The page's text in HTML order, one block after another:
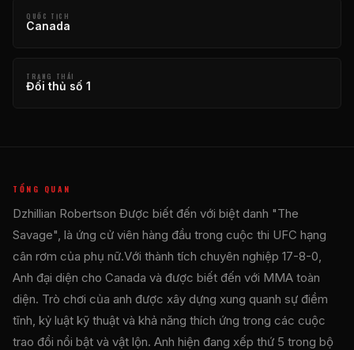
QUỐC TỊCH
Canada
TRẠNG THÁI
Đối thủ số 1
TỔNG QUAN
Dzhillian Robertson Được biết đến với biệt danh "The
Savage", là ứng cử viên hàng đầu trong cuộc thi UFC hạng
cân rơm của phụ nữ.Với thành tích chuyên nghiệp 17-8-0,
Anh đại diện cho Canada và được biết đến với MMA toàn
diện. Trò chơi của anh được xây dựng xung quanh sự điềm
tĩnh, kỷ luật kỹ thuật và khả năng thích ứng trong các cuộc
trao đổi nổi bật và vật lộn. Anh hiện đang xếp thứ 5 trong bộ